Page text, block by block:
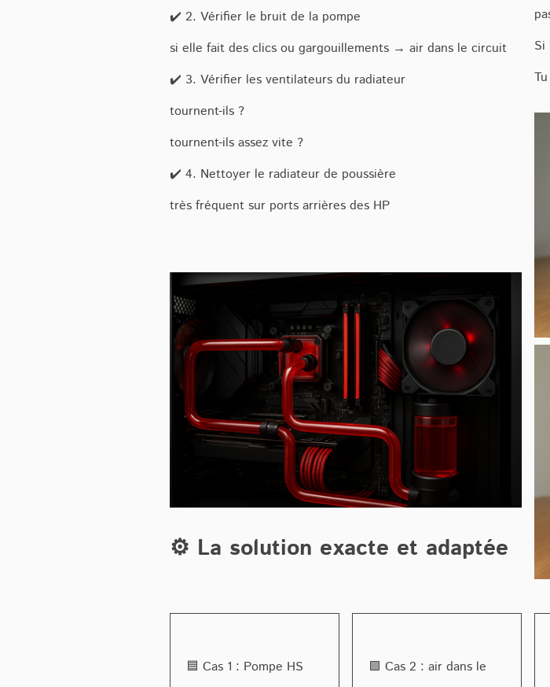
✔️ 2. Vérifier le bruit de la pompe
si elle fait des clics ou gargouillements → air dans le circuit
✔️ 3. Vérifier les ventilateurs du radiateur
tournent-ils ?
tournent-ils assez vite ?
✔️ 4. Nettoyer le radiateur de poussière
très fréquent sur ports arrières des HP
⚙️ La solution exacte et adaptée
Si
🟦 Cas 1 : Pompe HS
🟩 Cas 2 : air dans le